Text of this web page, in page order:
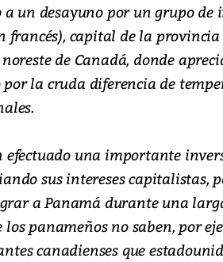
un desayuno por un grupo de
francés), capital de la
de Canadá, donde
la cruda diferencia de
efectuado una importante
sus intereses capitalistas,
a Panamá durante una
panameños no saben, por
canadienses que